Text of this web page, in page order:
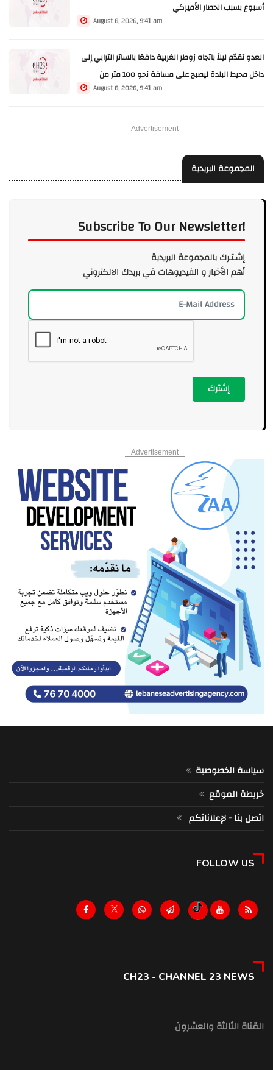
أسبوع بسبب الحصار الأميركي
August 8, 2026, 9:41 am
العدو تقدّم ليلاً باتجاه زوطر الغربية دافعًا بالساتر الترابي إلى
داخل محيط البلدة ليصبح على مسافة نحو 100 متر من
August 8, 2026, 9:41 am
Advertisement
المجموعة البريدية
Subscribe To Our Newsletter!
إشـتـرك بالمجموعة البريدية
أهم الأخبار و الفيديوهات في بريدك الالكتروني
إشترك
Advertisement
سياسة الخصوصية
خريطة الموقع
اتصل بنا - لإعلاناتكم
FOLLOW US
CH23 - CHANNEL 23 NEWS
القناة الثالثة والعشرون